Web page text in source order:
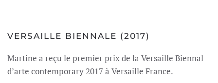
VERSAILLE BIENNALE (2017)
Martine a reçu le premier prix de la Versaille Biennal
d’arte contemporary 2017 à Versaille France.